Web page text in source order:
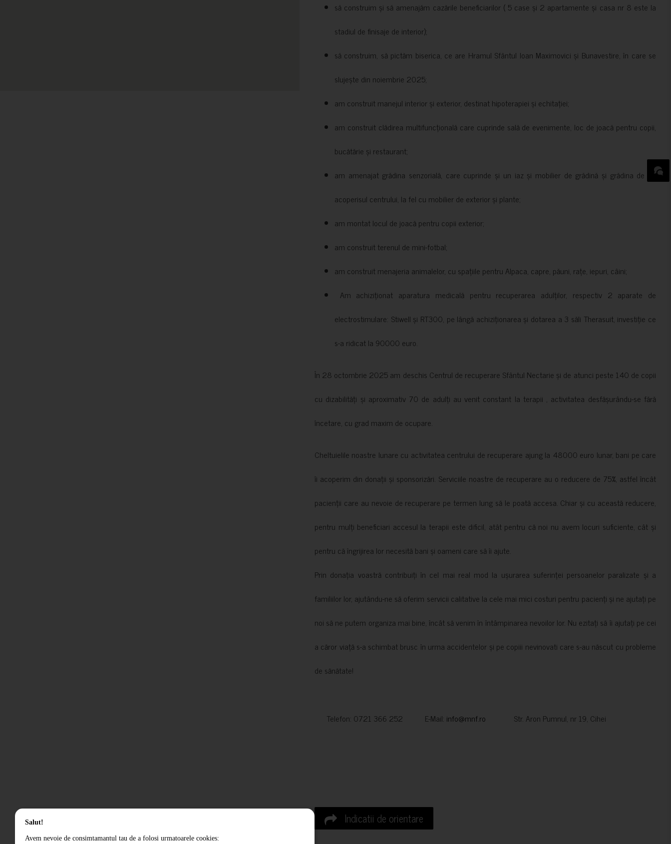
să construim și să amenajăm cazările beneficiarilor ( 5 case și 2 apartamente și casa nr 8 este la
stadiul de finisaje de interior);
să construim, să pictăm biserica, ce are Hramul Sfântul Ioan Maximovici și Bunavestire, în care se
slujește din noiembrie 2025;
am construit manejul interior și exterior, destinat hipoterapiei și echitației;
am construit clădirea multifuncțională care cuprinde sală de evenimente, loc de joacă pentru copii,
bucătărie și restaurant;
am amenajat grădina senzorială, care cuprinde și un iaz și mobilier de grădină și grădina de pe
acoperisul centrului, la fel cu mobilier de exterior și plante;
am montat locul de joacă pentru copii exterior;
am construit terenul de mini-fotbal;
am construit menajeria animalelor, cu spațiile pentru Alpaca, capre, păuni, rațe, iepuri, câini;
Am achiziționat aparatura medicală pentru recuperarea adulților, respectiv 2 aparate de
electrostimulare: Stiwell și RT300, pe lângă achiziționarea și dotarea a 3 săli Therasuit, investiție ce
s-a ridicat la 90000 euro.
În 28 octombrie 2025 am deschis Centrul de recuperare Sfântul Nectarie și de atunci peste 140 de copii
cu dizabilități și aproximativ 70 de adulți au venit constant la terapii , activitatea desfășurându-se fără
încetare, cu grad maxim de ocupare.
Cheltuielile noastre lunare cu activitatea centrului de recuperare ajung la 48000 euro lunar, bani pe care
îi acoperim din donații și sponsorizări. Serviciile noastre de recuperare au o reducere de 75%, astfel încât
pacienții care au nevoie de recuperare pe termen lung să le poată accesa. Chiar și cu această reducere,
pentru mulți beneficiari accesul la terapii este dificil, atât pentru că noi nu avem locuri suficiente, cât și
pentru că îngrijirea lor necesită bani și oameni care să îi ajute.
Prin donația voastră contribuiți în cel mai real mod la ușurarea suferinței persoanelor paralizate și a
familiilor lor, ajutându-ne să oferim servicii calitative la cele mai mici costuri pentru pacienți și ne ajutați pe
noi să ne putem organiza mai bine, încât să venim în întâmpinarea nevoilor lor. Nu ezitați să îi ajutați pe cei
a căror viață s-a schimbat brusc în urma accidentelor și pe copiii nevinovati care s-au născut cu probleme
de sănătate!
Telefon: 0721 366 252 E-Mail: info@mnf.ro Str. Aron Pumnul, nr 19, Cihei
Indicatii de orientare
Salut!
Avem nevoie de consimtamantul tau de a folosi urmatoarele cookies: